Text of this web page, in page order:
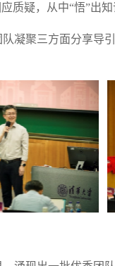
质疑，从中“悟”出
凝聚三方面分享导引